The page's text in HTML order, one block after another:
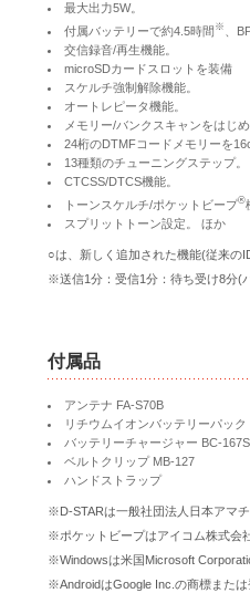
最大出力5W。
付属バッテリーで約4.5時間 ※
、
交信録音/再生機能。
microSDカードスロットを装備
スケルチ強制解除機能。
オートレピータ機能。
メモリー/バンクスキャンをはじ
24桁のDTMFコードメモリーを
13種類のチューニングステップ。
CTCSS/DTCS機能。
トーンスケルチ/ポケットビープ®
スプリットトーン設定。 ほか
○は、新しく追加された機能(従来の
※送信1分：受信1分：待ち受け8分(
付属品
アンテナ FA-S70B
リチウムイオンバッテリーパック
バッテリーチャージャー BC-167S
ベルトクリップ MB-127
ハンドストラップ
※D-STARは一般社団法人日本アマ
※ポケットビープはアイコム株式会
※Windowsは米国Microsoft
※AndroidはGoogle Inc.の商標また